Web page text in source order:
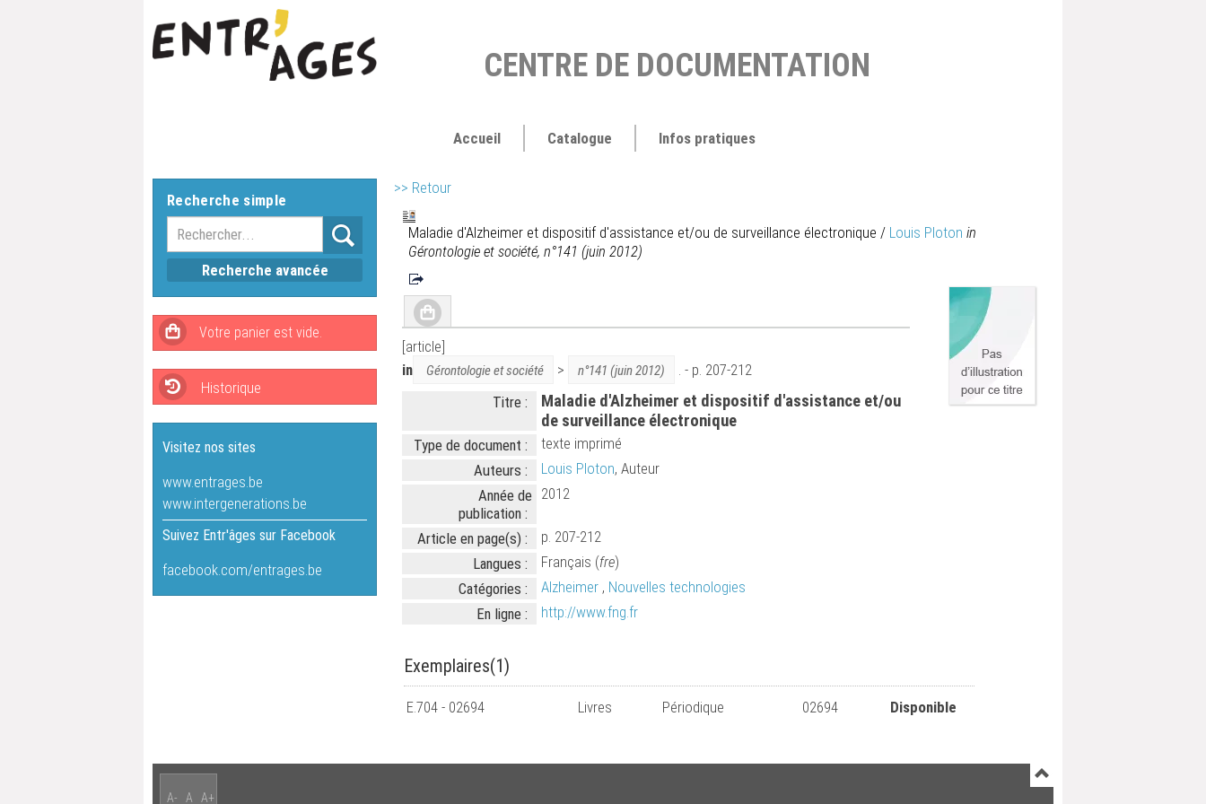
CENTRE DE DOCUMENTATION
Accueil Catalogue Infos pratiques
>> Retour
Maladie d'Alzheimer et dispositif d'assistance et/ou de surveillance électronique / Louis Ploton in
Gérontologie et société, n°141 (juin 2012)
[article]
in
Gérontologie et société > n°141 (juin 2012)
. - p. 207-212
Titre :
Maladie d'Alzheimer et dispositif d'assistance et/ou
de surveillance électronique
Type de document :
texte imprimé
Auteurs :
Louis Ploton, Auteur
Année de
publication :
2012
Article en page(s) :
p. 207-212
Langues :
Français (fre)
Catégories :
Alzheimer , Nouvelles technologies
En ligne :
http://www.fng.fr
Exemplaires(1)
E.704 - 02694 Livres Périodique 02694 Disponible
Recherche simple
Recherche avancée
Historique
Visitez nos sites
www.entrages.be
www.intergenerations.be
Suivez Entr'âges sur Facebook
facebook.com/entrages.be
A- A A+